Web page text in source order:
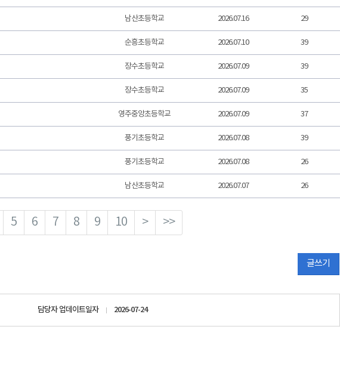
남산초등학교 2026.07.16 29
순흥초등학교 2026.07.10 39
장수초등학교 2026.07.09 39
장수초등학교 2026.07.09 35
영주중앙초등학교 2026.07.09 37
풍기초등학교 2026.07.08 39
풍기초등학교 2026.07.08 26
남산초등학교 2026.07.07 26
5 6 7 8 9 10 > >>
글쓰기
담당자 업데이트일자 2026-07-24